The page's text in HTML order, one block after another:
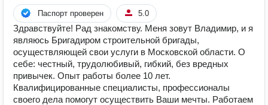
Паспорт проверен 5.0
Здравствуйте! Рад знакомству. Меня зовут Владимир, и я
являюсь Бригадиром строительной бригады,
осуществляющей свои услуги в Московской области. О
себе: честный, трудолюбивый, гибкий, без вредных
привычек. Опыт работы более 10 лет.
Квалифицированные специалисты, профессионалы
своего дела помогут осуществить Ваши мечты. Работаем